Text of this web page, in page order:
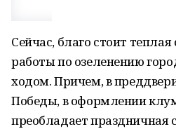
Сейчас, благо стоит
работы по озеленению
ходом. Причем, в
Победы, в оформлении
преобладает праздничная